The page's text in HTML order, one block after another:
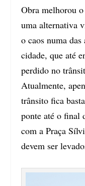
Obra melhorou
uma alternativa
o caos numa
cidade, que até
perdido no
Atualmente,
trânsito fica
ponte até o final
com a Praça
devem ser